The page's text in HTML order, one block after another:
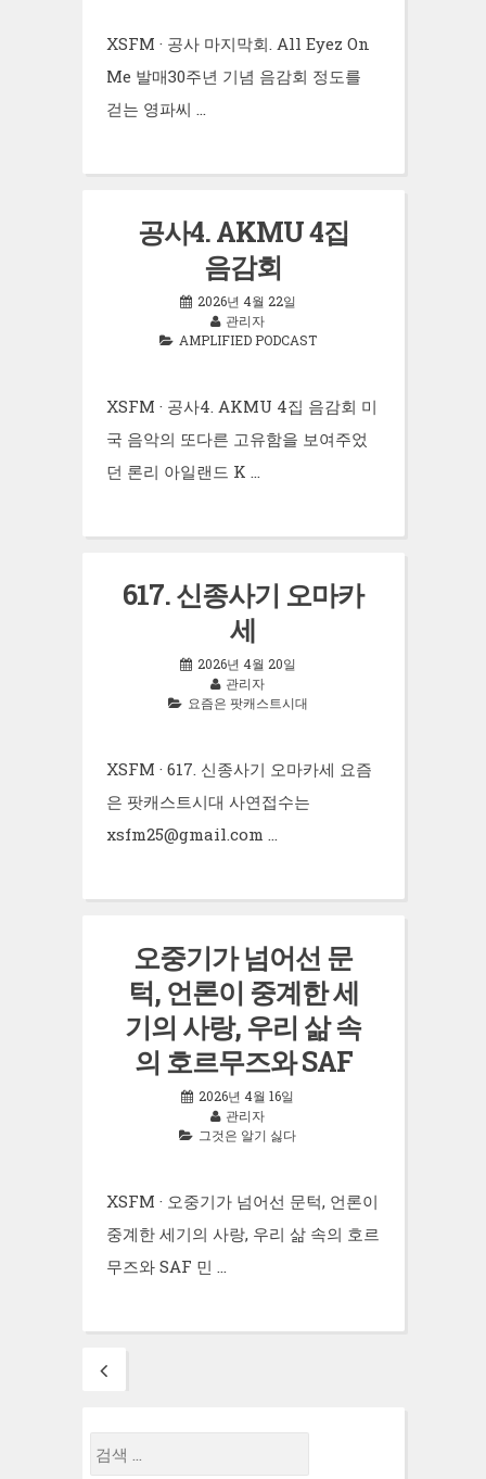
XSFM · 공사 마지막회. All Eyez On
Me 발매30주년 기념 음감회 정도를
걷는 영파씨 …
공사4. AKMU 4집
음감회
2026년 4월 22일
관리자
AMPLIFIED PODCAST
XSFM · 공사4. AKMU 4집 음감회 미
국 음악의 또다른 고유함을 보여주었
던 론리 아일랜드 K …
617. 신종사기 오마카
세
2026년 4월 20일
관리자
요즘은 팟캐스트시대
XSFM · 617. 신종사기 오마카세 요즘
은 팟캐스트시대 사연접수는
xsfm25@gmail.com …
오중기가 넘어선 문
턱, 언론이 중계한 세
기의 사랑, 우리 삶 속
의 호르무즈와 SAF
2026년 4월 16일
관리자
그것은 알기 싫다
XSFM · 오중기가 넘어선 문턱, 언론이
중계한 세기의 사랑, 우리 삶 속의 호르
무즈와 SAF 민 …
Posts
navigation
검